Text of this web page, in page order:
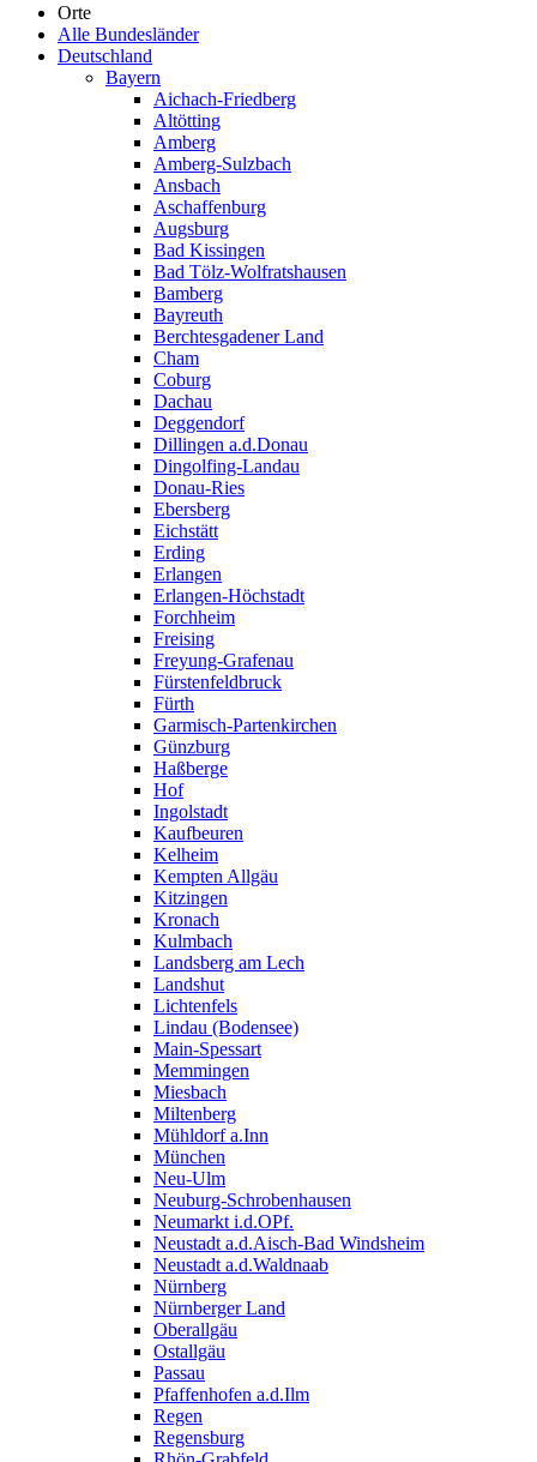
Orte
Alle Bundesländer
Deutschland
Bayern
Aichach-Friedberg
Altötting
Amberg
Amberg-Sulzbach
Ansbach
Aschaffenburg
Augsburg
Bad Kissingen
Bad Tölz-Wolfratshausen
Bamberg
Bayreuth
Berchtesgadener Land
Cham
Coburg
Dachau
Deggendorf
Dillingen a.d.Donau
Dingolfing-Landau
Donau-Ries
Ebersberg
Eichstätt
Erding
Erlangen
Erlangen-Höchstadt
Forchheim
Freising
Freyung-Grafenau
Fürstenfeldbruck
Fürth
Garmisch-Partenkirchen
Günzburg
Haßberge
Hof
Ingolstadt
Kaufbeuren
Kelheim
Kempten Allgäu
Kitzingen
Kronach
Kulmbach
Landsberg am Lech
Landshut
Lichtenfels
Lindau (Bodensee)
Main-Spessart
Memmingen
Miesbach
Miltenberg
Mühldorf a.Inn
München
Neu-Ulm
Neuburg-Schrobenhausen
Neumarkt i.d.OPf.
Neustadt a.d.Aisch-Bad Windsheim
Neustadt a.d.Waldnaab
Nürnberg
Nürnberger Land
Oberallgäu
Ostallgäu
Passau
Pfaffenhofen a.d.Ilm
Regen
Regensburg